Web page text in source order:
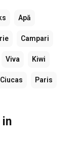
Apă
Campari
Viva Kiwi
Ciucas Paris